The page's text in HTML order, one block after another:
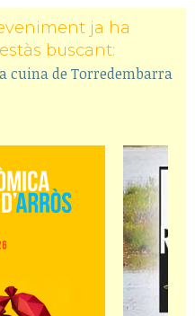
ja ha
buscant:
cuina de Torredembarra